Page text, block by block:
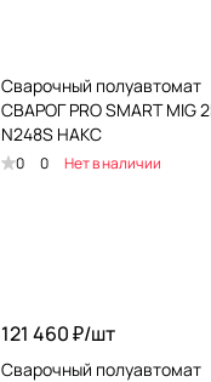
Сварочный полуавтомат
СВАРОГ PRO SMART MIG
N248S НАКС
0 0 Нет в наличии
121 460 ₽/шт
Сварочный полуавтомат